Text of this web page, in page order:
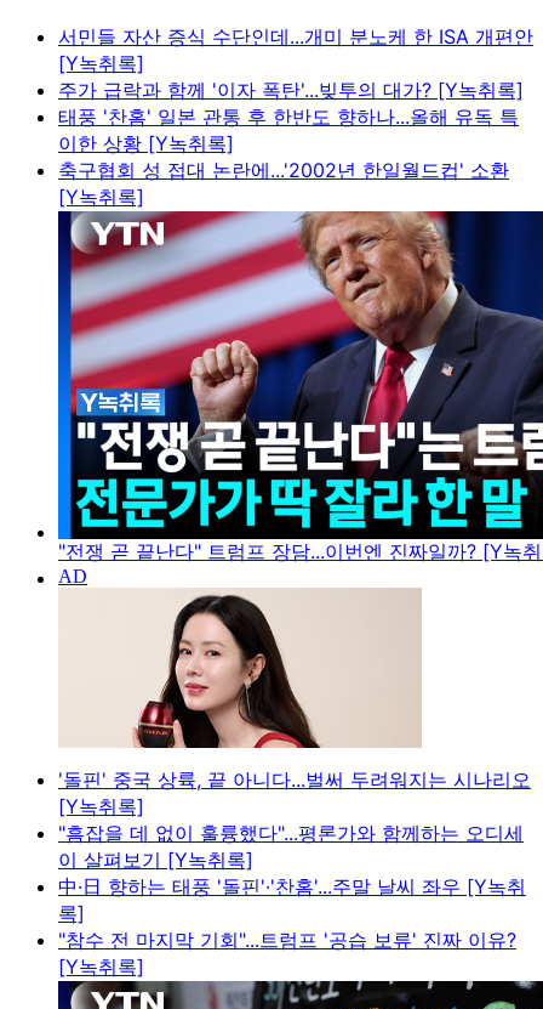
서민들 자산 증식 수단인데...개미 분노케 한 ISA 개편안
[Y녹취록]
주가 급락과 함께 '이자 폭탄'...빚투의 대가? [Y녹취록]
태풍 '찬홈' 일본 관통 후 한반도 향하나...올해 유독 특
이한 상황 [Y녹취록]
축구협회 성 접대 논란에...'2002년 한일월드컵' 소환
[Y녹취록]
"전쟁 곧 끝난다" 트럼프 장담...이번엔 진짜일까? [Y녹
'돌핀' 중국 상륙, 끝 아니다...벌써 두려워지는 시나리오
[Y녹취록]
"흠잡을 데 없이 훌륭했다"...평론가와 함께하는 오디세
이 살펴보기 [Y녹취록]
中·日 향하는 태풍 '돌핀'·'찬홈'...주말 날씨 좌우 [Y녹취
록]
"참수 전 마지막 기회"...트럼프 '공습 보류' 진짜 이유?
[Y녹취록]